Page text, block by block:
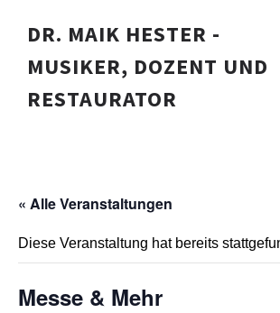
DR. MAIK HESTER -
MUSIKER, DOZENT UND
RESTAURATOR
Messe & Mehr
« Alle Veranstaltungen
Diese Veranstaltung hat bereits
Messe & Mehr